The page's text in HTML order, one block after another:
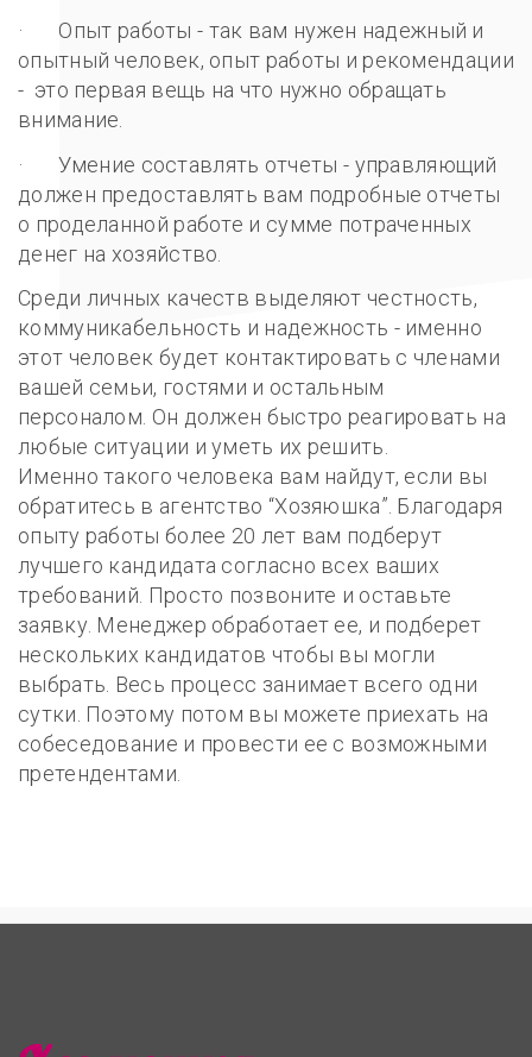
· Опыт работы - так вам нужен надежный и
опытный человек, опыт работы и рекомендации
- это первая вещь на что нужно обращать
внимание.
· Умение составлять отчеты - управляющий
должен предоставлять вам подробные отчеты
о проделанной работе и сумме потраченных
денег на хозяйство.
Среди личных качеств выделяют честность,
коммуникабельность и надежность - именно
этот человек будет контактировать с членами
вашей семьи, гостями и остальным
персоналом. Он должен быстро реагировать на
любые ситуации и уметь их решить.
Именно такого человека вам найдут, если вы
обратитесь в агентство “Хозяюшка”. Благодаря
опыту работы более 20 лет вам подберут
лучшего кандидата согласно всех ваших
требований. Просто позвоните и оставьте
заявку. Менеджер обработает ее, и подберет
нескольких кандидатов чтобы вы могли
выбрать. Весь процесс занимает всего одни
сутки. Поэтому потом вы можете приехать на
собеседование и провести ее с возможными
претендентами.